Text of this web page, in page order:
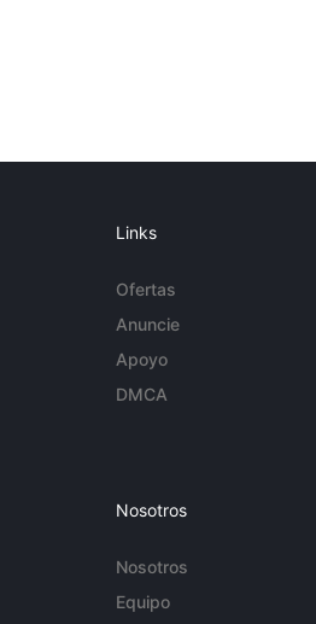
Links
Ofertas
Anuncie
Apoyo
DMCA
Nosotros
Nosotros
Equipo